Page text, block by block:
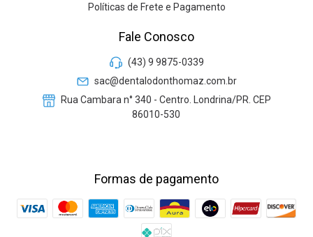
Políticas de Frete e Pagamento
Fale Conosco
(43) 9 9875-0339
sac@dentalodonthomaz.com.br
Rua Cambara n° 340 - Centro. Londrina/PR. CEP
86010-530
Formas de pagamento